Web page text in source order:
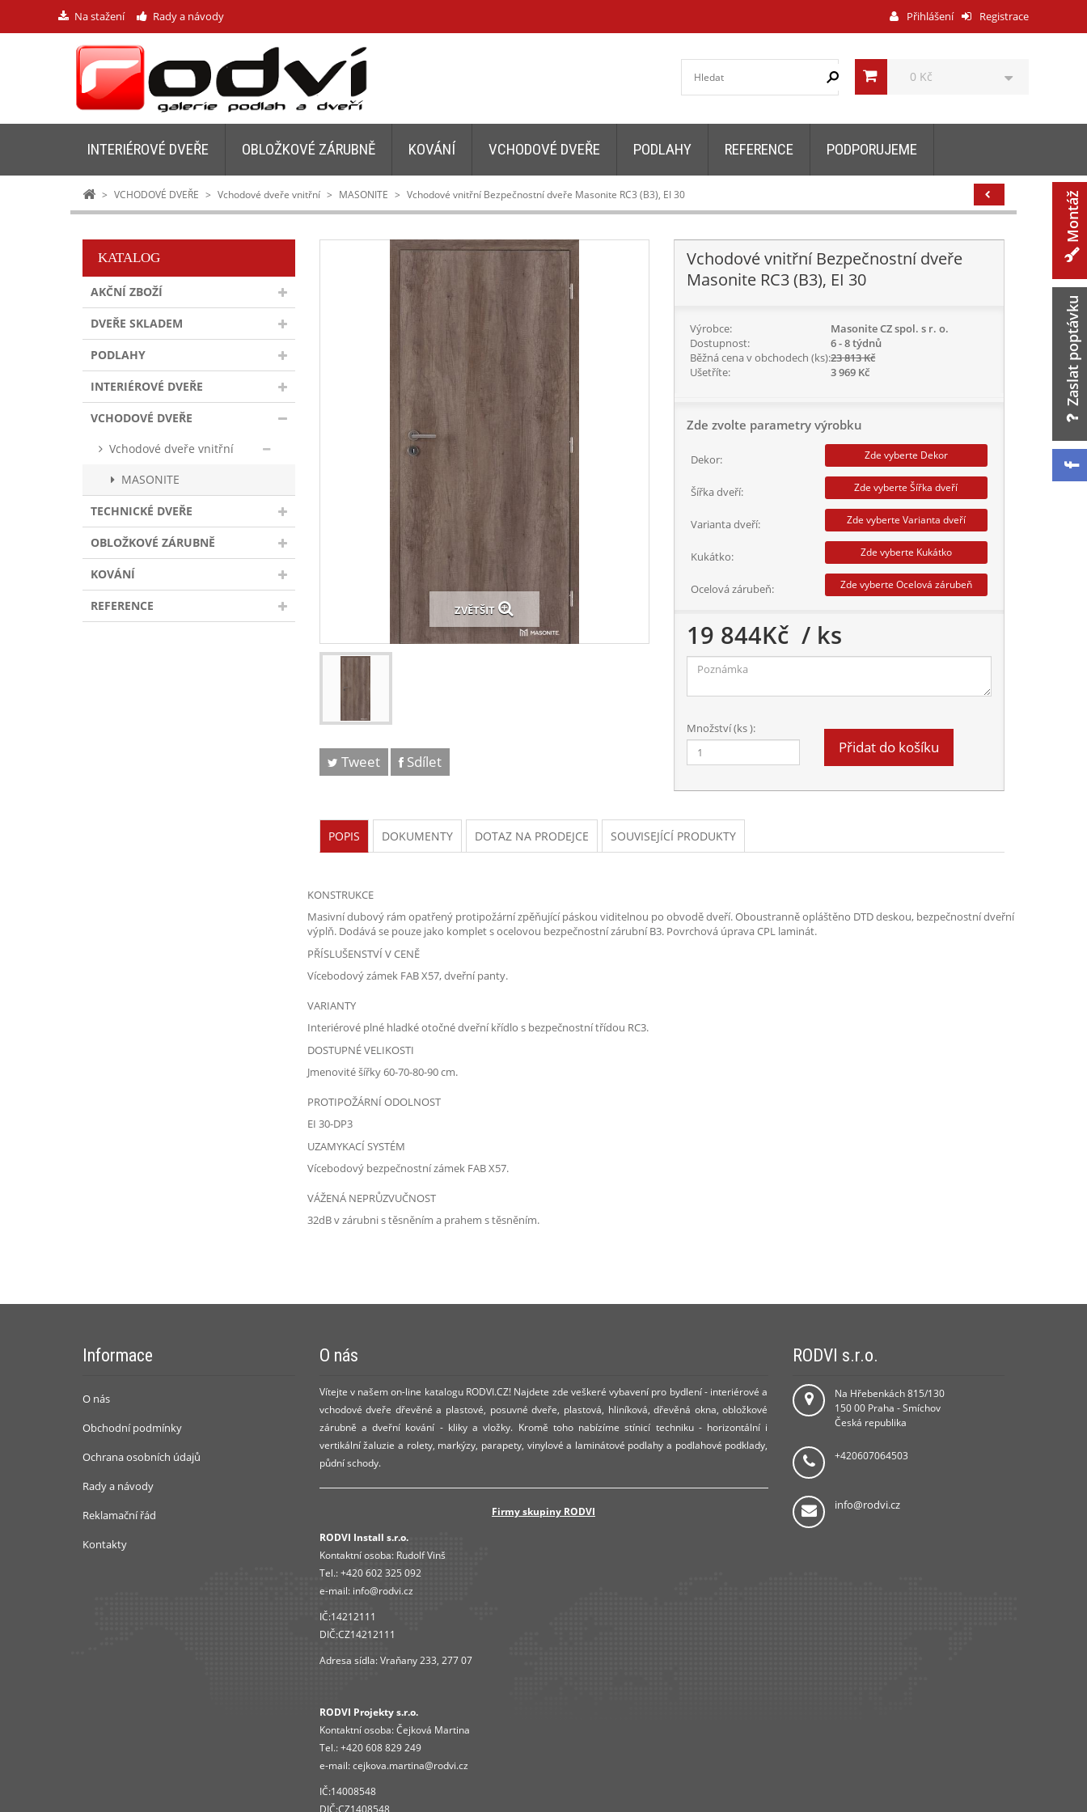
Registrace
Přihlášení
Na stažení Rady a návody
0 Kč
INTERIÉROVÉ DVEŘE OBLOŽKOVÉ ZÁRUBNĚ KOVÁNÍ VCHODOVÉ DVEŘE PODLAHY REFERENCE PODPORUJEME
> VCHODOVÉ DVEŘE > Vchodové dveře vnitřní > MASONITE > Vchodové vnitřní Bezpečnostní dveře Masonite RC3 (B3), EI 30
KATALOG
AKČNÍ ZBOŽÍ
DVEŘE SKLADEM
PODLAHY
INTERIÉROVÉ DVEŘE
VCHODOVÉ DVEŘE
Vchodové dveře vnitřní
MASONITE
TECHNICKÉ DVEŘE
OBLOŽKOVÉ ZÁRUBNĚ
KOVÁNÍ
REFERENCE ZVĚTŠIT
Tweet Sdílet
Vchodové vnitřní Bezpečnostní dveře
Masonite RC3 (B3), EI 30
Výrobce:
Masonite CZ spol. s r. o.
Dostupnost:
6 - 8 týdnů
Běžná cena v obchodech (ks):23 813 Kč
Ušetříte:
3 969 Kč
Zde zvolte parametry výrobku
Dekor: Zde vyberte Dekor
Šířka dveří: Zde vyberte Šířka dveří
Varianta dveří: Zde vyberte Varianta dveří
Kukátko: Zde vyberte Kukátko
Ocelová zárubeň: Zde vyberte Ocelová zárubeň
19 844Kč / ks
Množství (ks ):
Přidat do košíku
POPIS DOKUMENTY DOTAZ NA PRODEJCE SOUVISEJÍCÍ PRODUKTY
KONSTRUKCE
Masivní dubový rám opatřený protipožární zpěňující páskou viditelnou po obvodě dveří. Oboustranně opláštěno DTD deskou, bezpečnostní dveřní
výplň. Dodává se pouze jako komplet s ocelovou bezpečnostní zárubní B3. Povrchová úprava CPL laminát.
PŘÍSLUŠENSTVÍ V CENĚ
Vícebodový zámek FAB X57, dveřní panty.
VARIANTY
Interiérové plné hladké otočné dveřní křídlo s bezpečnostní třídou RC3.
DOSTUPNÉ VELIKOSTI
Jmenovité šířky 60-70-80-90 cm.
PROTIPOŽÁRNÍ ODOLNOST
EI 30-DP3
UZAMYKACÍ SYSTÉM
Vícebodový bezpečnostní zámek FAB X57.
VÁŽENÁ NEPRŮZVUČNOST
32dB v zárubni s těsněním a prahem s těsněním.
Informace
O nás
Obchodní podmínky
Ochrana osobních údajů
Rady a návody
Reklamační řád
Kontakty
O nás
Vítejte v našem on-line katalogu RODVI.CZ! Najdete zde veškeré vybavení pro bydlení - interiérové a
vchodové dveře dřevěné a plastové, posuvné dveře, plastová, hliníková, dřevěná okna, obložkové
zárubně a dveřní kování - kliky a vložky. Kromě toho nabízíme stínicí techniku - horizontální i
vertikální žaluzie a rolety, markýzy, parapety, vinylové a laminátové podlahy a podlahové podklady,
půdní schody.
Firmy skupiny RODVI
RODVI Install s.r.o.
Kontaktní osoba:Rudolf Vinš
Tel.:+420 602 325 092
e-mail: info@rodvi.cz
IČ:14212111
DIČ:CZ14212111
Adresa sídla: Vraňany 233, 277 07
RODVI Projekty s.r.o.
Kontaktní osoba:Čejková Martina
Tel.:+420 608 829 249
e-mail:cejkova.martina@rodvi.cz
IČ:14008548
DIČ:CZ1408548
RODVI s.r.o.
Na Hřebenkách 815/130
150 00 Praha - Smíchov
Česká republika
+420607064503
info@rodvi.cz
Montáž
Zaslat poptávku